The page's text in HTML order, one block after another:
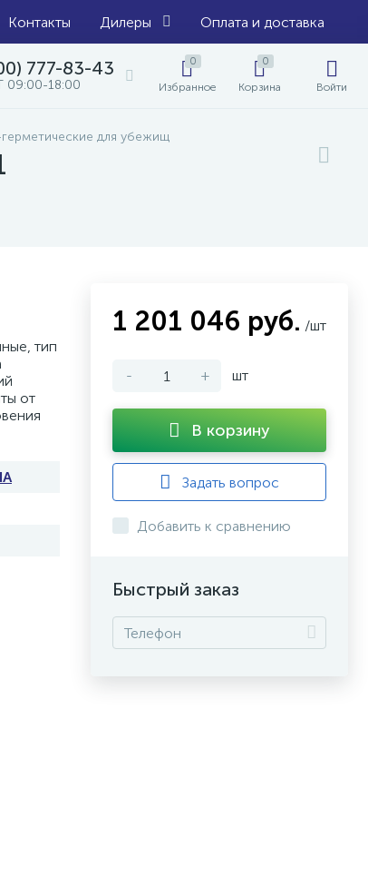
Контакты Дилеры Оплата и доставка
777-83-43
09:00-18:00
0
Избранное
0
Корзина Войти
для убежищ
тип
от
1 201 046 руб. /шт
- + шт
В корзину
Задать вопрос
Добавить к сравнению
Быстрый заказ